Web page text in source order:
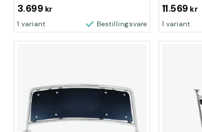
3.699 kr
1 variant Bestillingsvare
11.569 kr
1 variant